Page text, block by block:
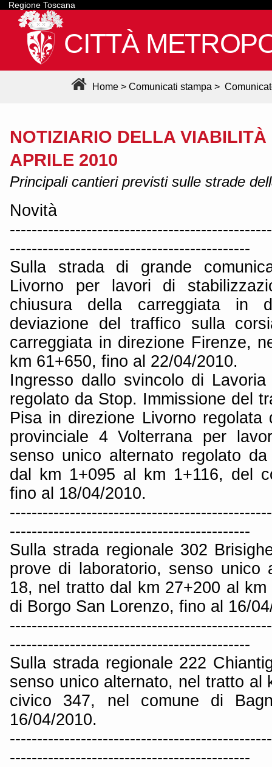
Regione Toscana
CITTÀ
Home > Comunicati stampa >
NOTIZIARIO DELLA VIABILITÀ
APRILE 2010
Principali cantieri previsti sulle strade
Novità
--------------------------------------------
Sulla strada di grande
Livorno per lavori di
chiusura della carreggiata in
deviazione del traffico sulla
carreggiata in direzione Firenze,
km 61+650, fino al 22/04/2010.
Ingresso dallo svincolo di
regolato da Stop. Immissione del
Pisa in direzione Livorno regolata
provinciale 4 Volterrana per
senso unico alternato regolato
dal km 1+095 al km 1+116, del
fino al 18/04/2010.
--------------------------------------------
Sulla strada regionale 302
prove di laboratorio, senso unico
18, nel tratto dal km 27+200 al
di Borgo San Lorenzo, fino al 16/
--------------------------------------------
Sulla strada regionale 222
senso unico alternato, nel tratto al
civico 347, nel comune di
16/04/2010.
--------------------------------------------